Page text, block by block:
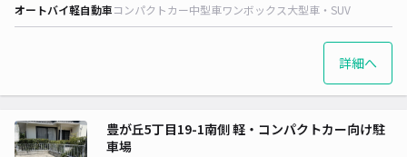
オートバイ軽自動車コンパクトカー中型車ワンボックス大型車・SUV
詳細へ
豊が丘5丁目19-1南側 軽・コンパクトカー向け駐
車場